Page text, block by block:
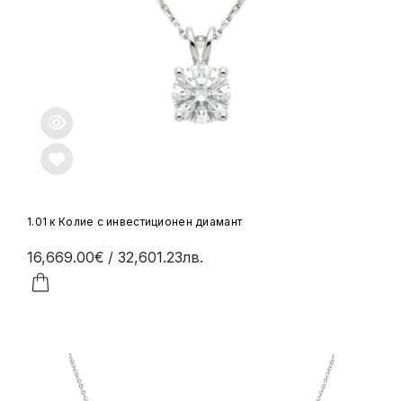
1.01 к Колие с инвестиционен диамант
16,669.00€ / 32,601.23лв.